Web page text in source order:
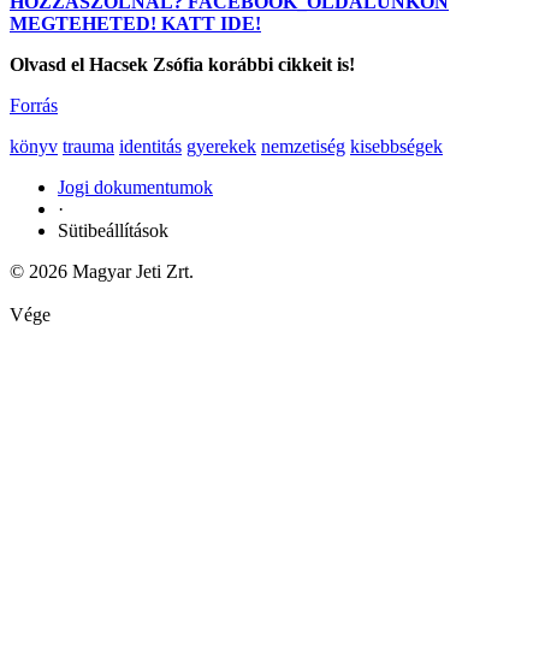
MEGTEHETED! KATT IDE!
Olvasd el Hacsek Zsófia korábbi cikkeit is!
Forrás
könyv trauma identitás gyerekek nemzetiség kisebbségek
Jogi dokumentumok
·
Sütibeállítások
© 2026 Magyar Jeti Zrt.
Vége